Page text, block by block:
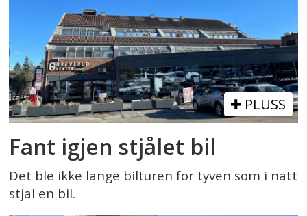
PLUSS
Fant igjen stjålet bil
Det ble ikke lange bilturen for tyven som i natt
stjal en bil.